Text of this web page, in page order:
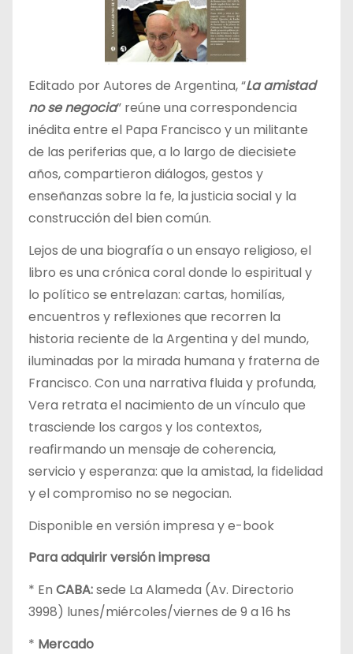
Editado por Autores de Argentina, “La amistad
no se negocia” reúne una correspondencia
inédita entre el Papa Francisco y un militante
de las periferias que, a lo largo de diecisiete
años, compartieron diálogos, gestos y
enseñanzas sobre la fe, la justicia social y la
construcción del bien común.
Lejos de una biografía o un ensayo religioso, el
libro es una crónica coral donde lo espiritual y
lo político se entrelazan: cartas, homilías,
encuentros y reflexiones que recorren la
historia reciente de la Argentina y del mundo,
iluminadas por la mirada humana y fraterna de
Francisco. Con una narrativa fluida y profunda,
Vera retrata el nacimiento de un vínculo que
trasciende los cargos y los contextos,
reafirmando un mensaje de coherencia,
servicio y esperanza: que la amistad, la fidelidad
y el compromiso no se negocian.
Disponible en versión impresa y e-book
Para adquirir versión impresa
* En CABA:sede La Alameda (Av. Directorio
3998) lunes/miércoles/viernes de 9 a 16 hs
* Mercado